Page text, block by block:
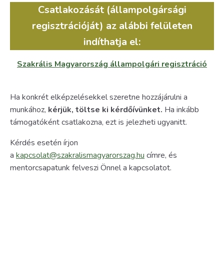
Csatlakozását (állampolgársági
regisztrációját) az alábbi felületen
indíthatja el:
Szakrális Magyarország állampolgári regisztráció
Ha konkrét elképzelésekkel szeretne hozzájárulni a
munkához, kérjük, töltse ki kérdőívünket. Ha inkább
támogatóként csatlakozna, ezt is jelezheti ugyanitt.
Kérdés esetén írjon
a kapcsolat@szakralismagyarorszag.hu címre, és
mentorcsapatunk felveszi Önnel a kapcsolatot.